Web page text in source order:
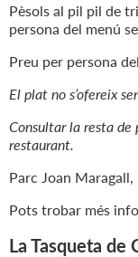
Pèsols al pil pil de
persona del menú
Preu per persona
El plat no s’ofereix
Consultar la resta
restaurant.
Parc Joan Maragall,
Pots trobar més
La Tasqueta de